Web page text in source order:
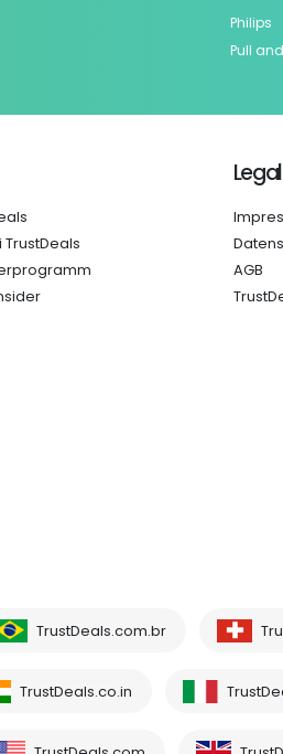
Philips
Pull
Legal
AGB
TrustDeals.com.br
TrustDeals.co.in